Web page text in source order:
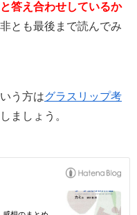
答え合わせしているか
とも最後まで読んでみ
う方はグラスリップ考
ましょう。